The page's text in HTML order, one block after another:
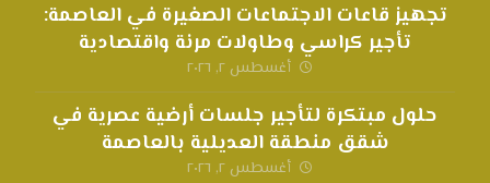
تجهيز قاعات الاجتماعات الصغيرة في العاصمة:
تأجير كراسي وطاولات مرنة واقتصادية
أغسطس ٢, ٢٠٢٦
حلول مبتكرة لتأجير جلسات أرضية عصرية في
شقق منطقة العديلية بالعاصمة
أغسطس ٢, ٢٠٢٦